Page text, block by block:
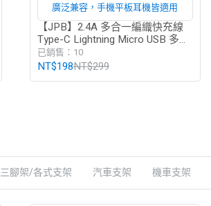
廣泛兼容，手機平板耳機皆適用
【JPB】2.4A 多合一編織快充線
Type-C Lightning Micro USB 多合
一 編織線 快充線 充電線 數據線
已銷售：10
NT$198NT$299
三腳架/各式支架 汽車支架 機車支架